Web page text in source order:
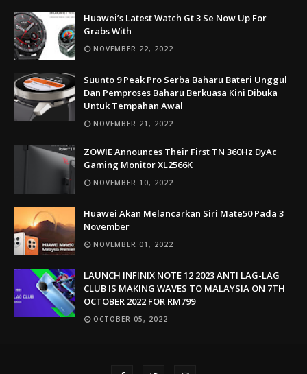
Huawei’s Latest Watch Gt 3 Se Now Up For
Grabs With
NOVEMBER 22, 2022
Suunto 9 Peak Pro Serba Baharu Bateri Unggul
Dan Pemproses Baharu Berkuasa Kini Dibuka
Untuk Tempahan Awal
NOVEMBER 21, 2022
ZOWIE Announces Their First TN 360Hz DyAc
Gaming Monitor XL2566K
NOVEMBER 10, 2022
Huawei Akan Melancarkan Siri Mate50 Pada 3
November
NOVEMBER 01, 2022
LAUNCH INFINIX NOTE 12 2023 ANTI LAG-LAG
CLUB IS MAKING WAVES TO MALAYSIA ON 7TH
OCTOBER 2022 FOR RM799
OCTOBER 05, 2022